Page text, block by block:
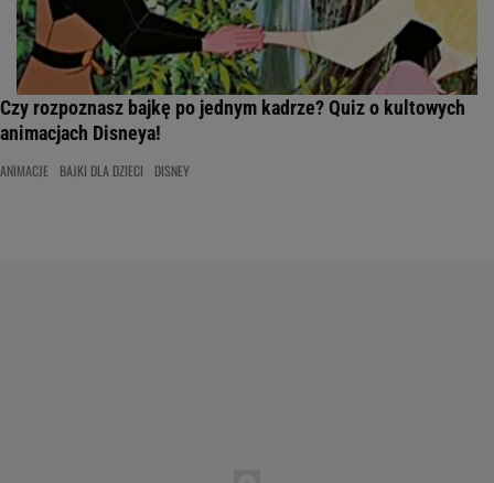
Czy rozpoznasz bajkę po jednym kadrze? Quiz o kultowych
animacjach Disneya!
ANIMACJE BAJKI DLA DZIECI DISNEY